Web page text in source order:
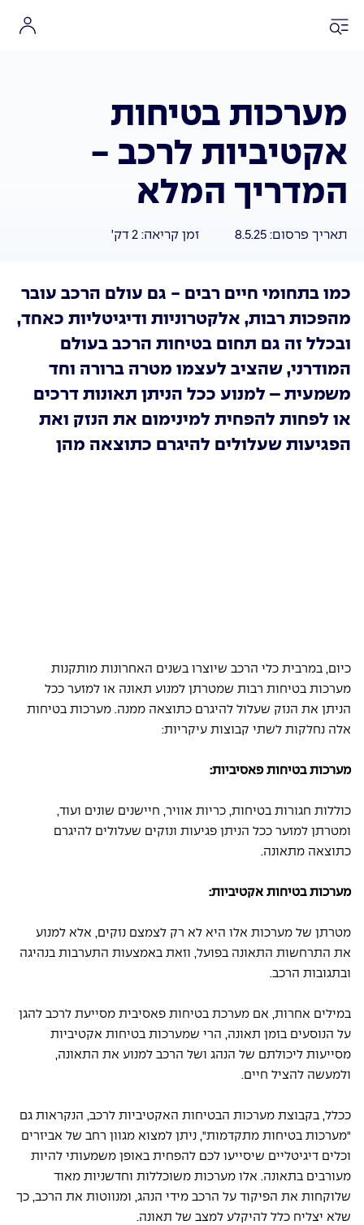
מערכות בטיחות
אקטיביות לרכב -
המדריך המלא
תאריך פרסום: 8.5.25 זמן קריאה: 2 דק'
כמו בתחומי חיים רבים - גם עולם הרכב עובר
מהפכות רבות, אלקטרוניות ודיגיטליות כאחד,
ובכלל זה גם תחום בטיחות הרכב בעולם
המודרני, שהציב לעצמו מטרה ברורה וחד
משמעית – למנוע ככל הניתן תאונות דרכים
או לפחות להפחית למינימום את הנזק ואת
הפגיעות שעלולים להיגרם כתוצאה מהן
כיום, במרבית כלי הרכב שיוצרו בשנים האחרונות מותקנות
מערכות בטיחות רבות שמטרתן למנוע תאונה או למזער ככל
הניתן את הנזק שעלול להיגרם כתוצאה ממנה. מערכות בטיחות
אלה נחלקות לשתי קבוצות עיקריות:
מערכות בטיחות פאסיביות:
כוללות חגורות בטיחות, כריות אוויר, חיישנים שונים ועוד,
ומטרתן למזער ככל הניתן פגיעות ונזקים שעלולים להיגרם
כתוצאה מתאונה.
מערכות בטיחות אקטיביות:
מטרתן של מערכות אלו היא לא רק לצמצם נזקים, אלא למנוע
את התרחשות התאונה בפועל, וזאת באמצעות התערבות בנהיגה
ובתגובות הרכב.
במילים אחרות, אם מערכת בטיחות פאסיבית מסייעת לרכב להגן
על הנוסעים בזמן תאונה, הרי שמערכות בטיחות אקטיביות
מסייעות ליכולתם של הנהג ושל הרכב למנוע את התאונה,
ולמעשה להציל חיים.
ככלל, בקבוצת מערכות הבטיחות האקטיביות לרכב, הנקראות גם
"מערכות בטיחות מתקדמות", ניתן למצוא מגוון רחב של אביזרים
וכלים דיגיטליים שיסייעו לכם להפחית באופן משמעותי להיות
מעורבים בתאונה. אלו מערכות משוכללות וחדשניות מאוד
שלוקחות את הפיקוד על הרכב מידי הנהג, ומנווטות את הרכב, כך
שלא יצליח כלל להיקלע למצב של תאונה.